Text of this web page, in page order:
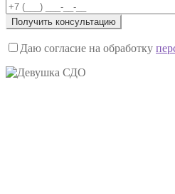
Даю согласие на обработку